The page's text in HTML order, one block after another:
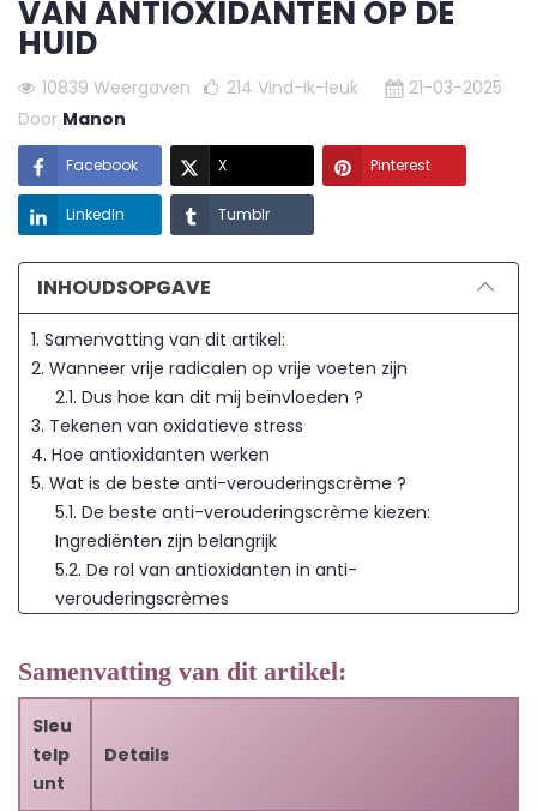
VAN ANTIOXIDANTEN OP DE
HUID
10839 Weergaven 214 Vind-ik-leuk
21-03-2025
Door Manon
Facebook X Pinterest
LinkedIn Tumblr
INHOUDSOPGAVE
1. Samenvatting van dit artikel:
2. Wanneer vrije radicalen op vrije voeten zijn
2.1. Dus hoe kan dit mij beïnvloeden ?
3. Tekenen van oxidatieve stress
4. Hoe antioxidanten werken
5. Wat is de beste anti-verouderingscrème ?
5.1. De beste anti-verouderingscrème kiezen:
Ingrediënten zijn belangrijk
5.2. De rol van antioxidanten in anti-
verouderingscrèmes
hun rol in de gezondheid
6.1. De kracht van antioxidanten in voedingsmiddelen
6.2. De invloed van antioxidanten op gezondheid en
ziekte
Samenvatting van dit artikel:
Sleu
telp
unt
Details